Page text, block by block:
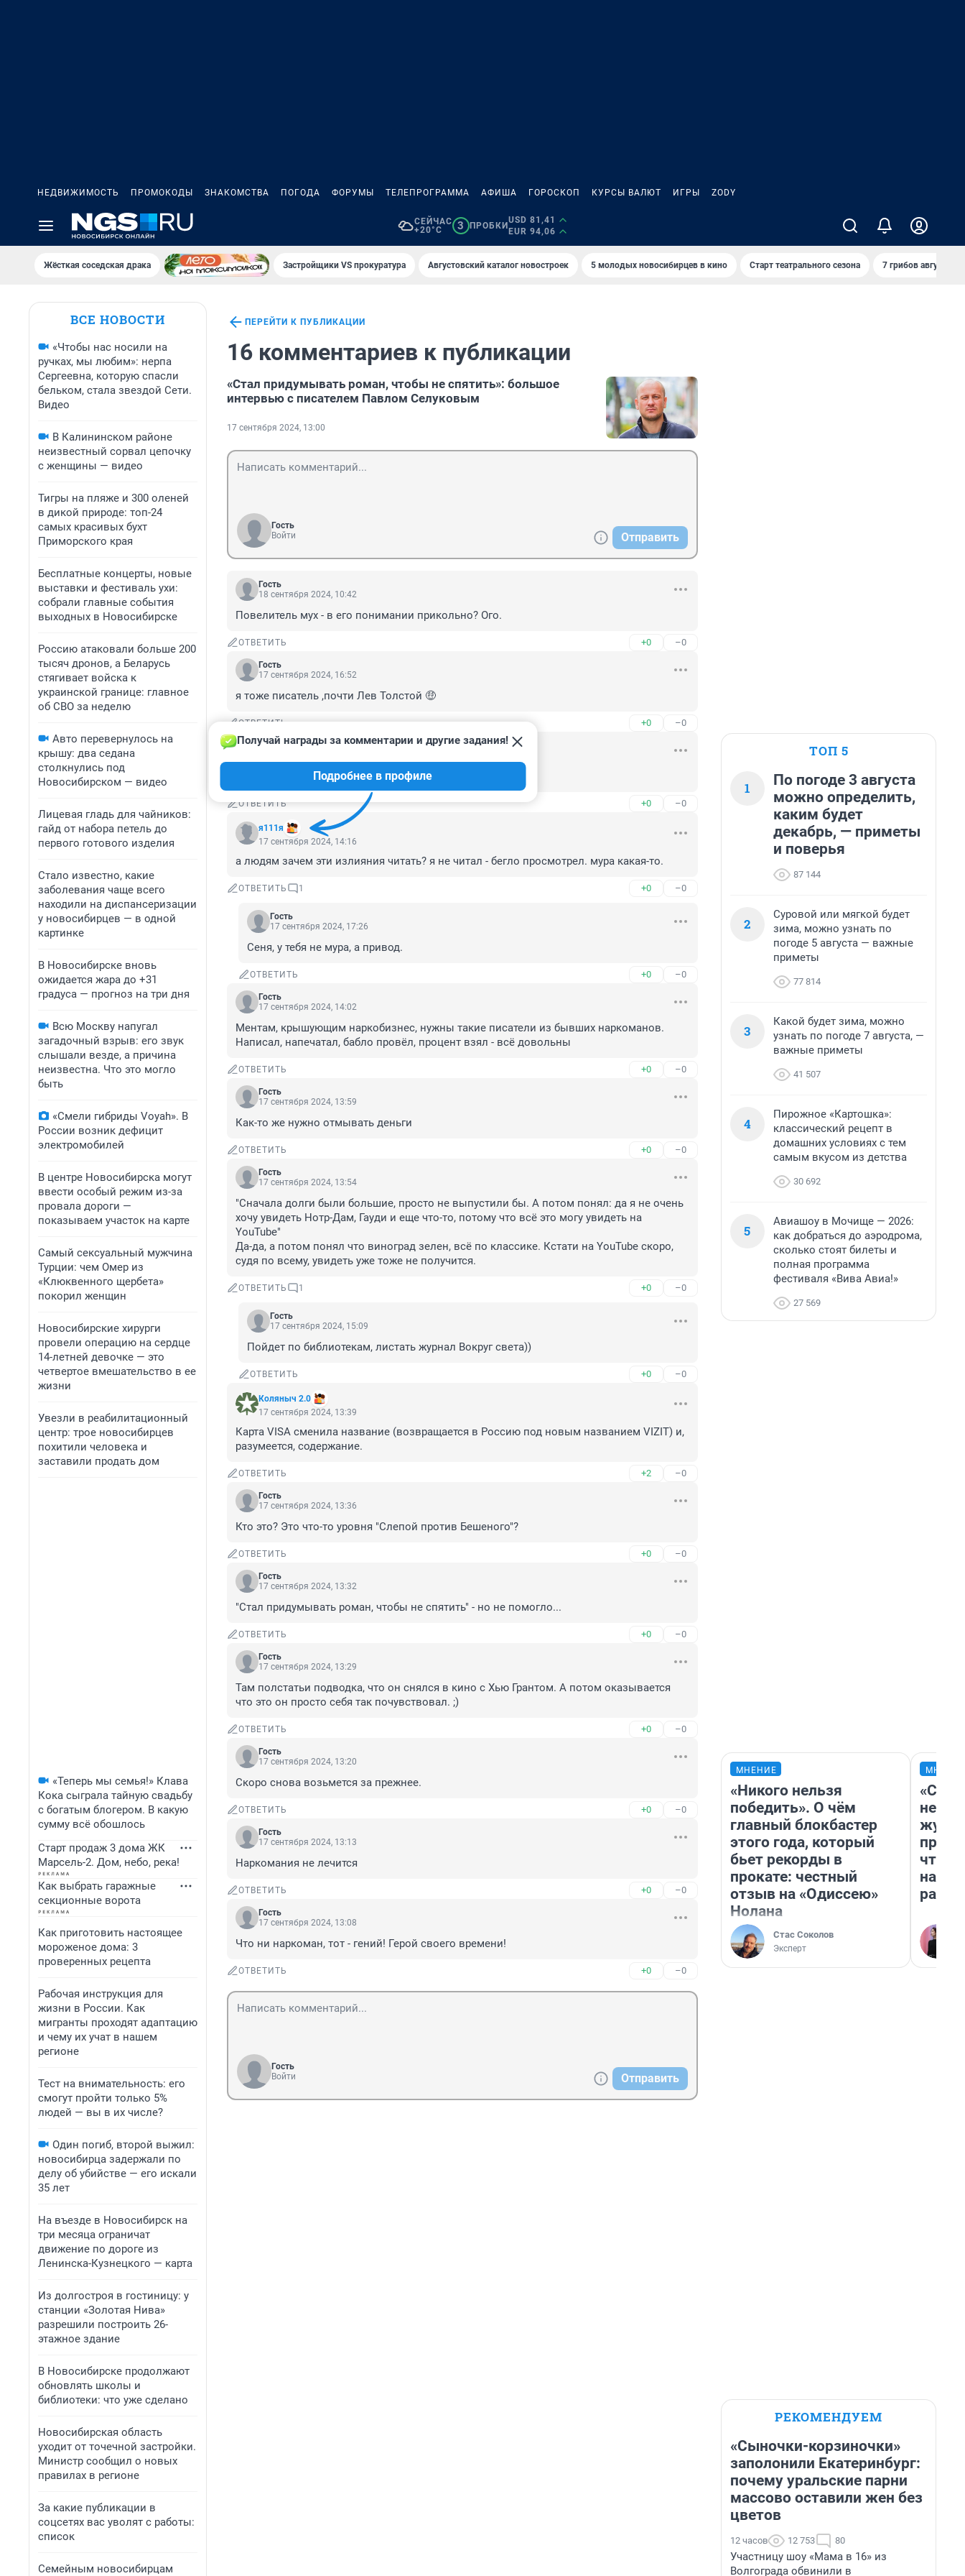
НЕДВИЖИМОСТЬ ПРОМОКОДЫ ЗНАКОМСТВА ПОГОДА ФОРУМЫ ТЕЛЕПРОГРАММА АФИША ГОРОСКОП КУРСЫ ВАЛЮТ ИГРЫ ZODY
СЕЙЧАС
+20°C
3 ПРОБКИ
USD 81,41
EUR 94,06
Жёсткая соседская драка Застройщики VS прокуратура Августовский каталог новостроек 5 молодых новосибирцев в кино Старт театрального сезона 7 грибов августа
ВСЕ НОВОСТИ
«Чтобы нас носили на
ручках, мы любим»: нерпа
Сергеевна, которую спасли
бельком, стала звездой Сети.
Видео
В Калининском районе
неизвестный сорвал цепочку
с женщины — видео
Тигры на пляже и 300 оленей
в дикой природе: топ-24
самых красивых бухт
Приморского края
Бесплатные концерты, новые
выставки и фестиваль ухи:
собрали главные события
выходных в Новосибирске
Россию атаковали больше 200
тысяч дронов, а Беларусь
стягивает войска к
украинской границе: главное
об СВО за неделю
Авто перевернулось на
крышу: два седана
столкнулись под
Новосибирском — видео
Лицевая гладь для чайников:
гайд от набора петель до
первого готового изделия
Стало известно, какие
заболевания чаще всего
находили на диспансеризации
у новосибирцев — в одной
картинке
В Новосибирске вновь
ожидается жара до +31
градуса — прогноз на три дня
Всю Москву напугал
загадочный взрыв: его звук
слышали везде, а причина
неизвестна. Что это могло
быть
«Смели гибриды Voyah». В
России возник дефицит
электромобилей
В центре Новосибирска могут
ввести особый режим из-за
провала дороги —
показываем участок на карте
Самый сексуальный мужчина
Турции: чем Омер из
«Клюквенного щербета»
покорил женщин
Новосибирские хирурги
провели операцию на сердце
14-летней девочке — это
четвертое вмешательство в ее
жизни
Увезли в реабилитационный
центр: трое новосибирцев
похитили человека и
заставили продать дом
«Теперь мы семья!» Клава
Кока сыграла тайную свадьбу
с богатым блогером. В какую
сумму всё обошлось
Старт продаж 3 дома ЖК
Марсель-2. Дом, небо, река!
Как выбрать гаражные
секционные ворота
Как приготовить настоящее
мороженое дома: 3
проверенных рецепта
Рабочая инструкция для
жизни в России. Как
мигранты проходят адаптацию
и чему их учат в нашем
регионе
Тест на внимательность: его
смогут пройти только 5%
людей — вы в их числе?
Один погиб, второй выжил:
новосибирца задержали по
делу об убийстве — его искали
35 лет
На въезде в Новосибирск на
три месяца ограничат
движение по дороге из
Ленинска-Кузнецкого — карта
Из долгостроя в гостиницу: у
станции «Золотая Нива»
разрешили построить 26-
этажное здание
В Новосибирске продолжают
обновлять школы и
библиотеки: что уже сделано
Новосибирская область
уходит от точечной застройки.
Министр сообщил о новых
правилах в регионе
За какие публикации в
соцсетях вас уволят с работы:
список
Семейным новосибирцам
ПЕРЕЙТИ К ПУБЛИКАЦИИ
16 комментариев к публикации
«Стал придумывать роман, чтобы не спятить»: большое
интервью с писателем Павлом Селуковым
17 сентября 2024, 13:00
Гость
Войти
Отправить
Гость
18 сентября 2024, 10:42
Повелитель мух - в его понимании прикольно? Ого.
ОТВЕТИТЬ +0 –0
Гость
17 сентября 2024, 16:52
я тоже писатель ,почти Лев Толстой 🤑
ОТВЕТИТЬ +0 –0
Гость
ОТВЕТИТЬ +0 –0
я111я
Получай награды за комментарии и другие задания!
Подробнее в профиле
17 сентября 2024, 14:16
а людям зачем эти излияния читать? я не читал - бегло просмотрел. мура какая-то.
ОТВЕТИТЬ 1 +0 –0
Гость
17 сентября 2024, 17:26
Сеня, у тебя не мура, а привод.
ОТВЕТИТЬ +0 –0
Гость
17 сентября 2024, 14:02
Ментам, крышующим наркобизнес, нужны такие писатели из бывших наркоманов.
Написал, напечатал, бабло провёл, процент взял - всё довольны
ОТВЕТИТЬ +0 –0
Гость
17 сентября 2024, 13:59
Как-то же нужно отмывать деньги
ОТВЕТИТЬ +0 –0
Гость
17 сентября 2024, 13:54
"Сначала долги были большие, просто не выпустили бы. А потом понял: да я не очень
хочу увидеть Нотр-Дам, Гауди и еще что-то, потому что всё это могу увидеть на
YouTube"
Да-да, а потом понял что виноград зелен, всё по классике. Кстати на YouTube скоро,
судя по всему, увидеть уже тоже не получится.
ОТВЕТИТЬ 1 +0 –0
Гость
17 сентября 2024, 15:09
Пойдет по библиотекам, листать журнал Вокруг света))
ОТВЕТИТЬ +0 –0
Коляныч 2.0
17 сентября 2024, 13:39
Карта VISA сменила название (возвращается в Россию под новым названием VIZIT) и,
разумеется, содержание.
ОТВЕТИТЬ +2 –0
Гость
17 сентября 2024, 13:36
Кто это? Это что-то уровня "Слепой против Бешеного"?
ОТВЕТИТЬ +0 –0
Гость
17 сентября 2024, 13:32
"Стал придумывать роман, чтобы не спятить" - но не помогло...
ОТВЕТИТЬ +0 –0
Гость
17 сентября 2024, 13:29
Там полстатьи подводка, что он снялся в кино с Хью Грантом. А потом оказывается
что это он просто себя так почувствовал. ;)
ОТВЕТИТЬ +0 –0
Гость
17 сентября 2024, 13:20
Скоро снова возьмется за прежнее.
ОТВЕТИТЬ +0 –0
Гость
17 сентября 2024, 13:13
Наркомания не лечится
ОТВЕТИТЬ +0 –0
Гость
17 сентября 2024, 13:08
Что ни наркоман, тот - гений! Герой своего времени!
ОТВЕТИТЬ +0 –0
Гость
Войти
Отправить
ТОП 5
1
По погоде 3 августа
можно определить,
каким будет
декабрь, — приметы
и поверья
87 144
2
Суровой или мягкой будет
зима, можно узнать по
погоде 5 августа — важные
приметы
77 814
3
Какой будет зима, можно
узнать по погоде 7 августа, —
важные приметы
41 507
4
Пирожное «Картошка»:
классический рецепт в
домашних условиях с тем
самым вкусом из детства
30 692
5
Авиашоу в Мочище — 2026:
как добраться до аэродрома,
сколько стоят билеты и
полная программа
фестиваля «Вива Авиа!»
27 569
МНЕНИЕ
«Никого нельзя
победить». О чём
главный блокбастер
этого года, который
бьет рекорды в
прокате: честный
отзыв на «Одиссею»
Нолана
Стас Соколов
Эксперт
на
ради
РЕКОМЕНДУЕМ
«Сыночки-корзиночки»
заполонили Екатеринбург:
почему уральские парни
массово оставили жен без
цветов
12 часов 12 753 80
Участницу шоу «Мама в 16» из
Волгограда обвинили в